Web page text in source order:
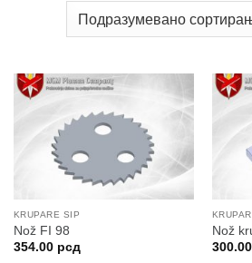
KRUPARE SIP
Nož FI 98
354.00 рсд
Nož
300.00